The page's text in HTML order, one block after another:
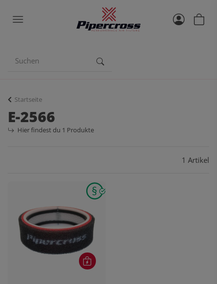
Startseite
E-2566
Hier findest du 1 Produkte
1 Artikel